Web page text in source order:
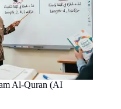
Al-Quran (AI